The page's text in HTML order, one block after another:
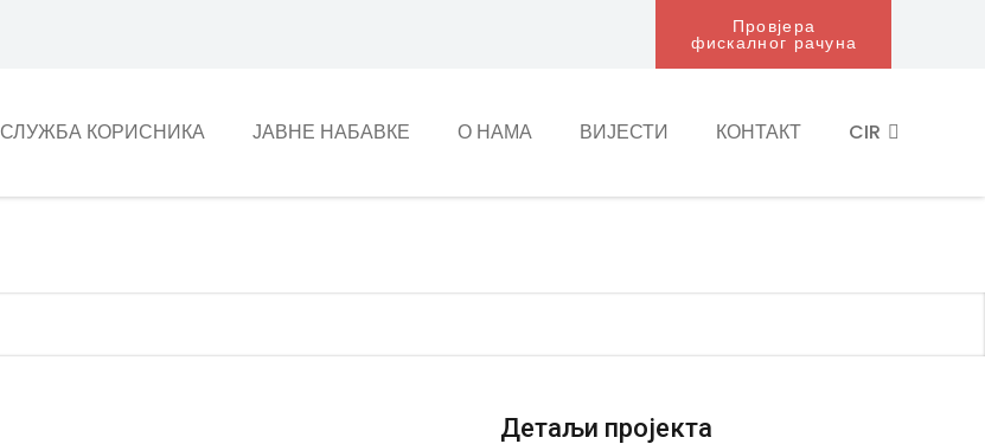
Провјера
фискалног рачуна
СЛУЖБА КОРИСНИКА ЈАВНЕ НАБАВКЕ О НАМА ВИЈЕСТИ КОНТАКТ CIR
Детаљи пројекта